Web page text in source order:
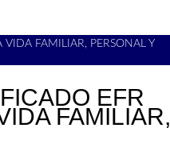
FAMILIAR, PERSONAL Y
EFR
FAMILIAR,